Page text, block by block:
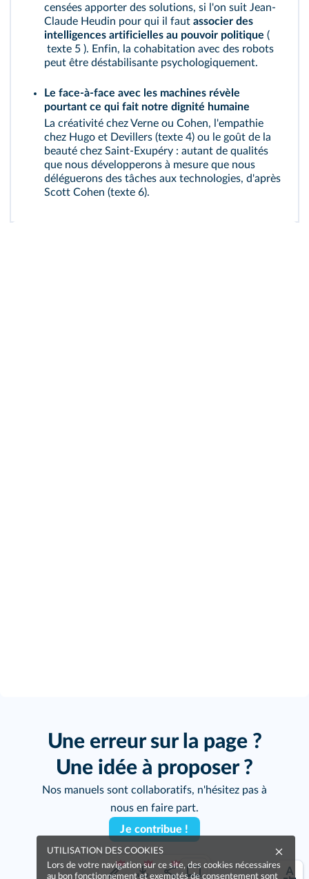
censées apporter des solutions, si l'on suit Jean-
Claude Heudin pour qui il faut associer des
intelligences artificielles au pouvoir politique (
texte 5 ). Enfin, la cohabitation avec des robots
peut être déstabilisante psychologiquement.
Le face-à-face avec les machines révèle
pourtant ce qui fait notre dignité humaine
La créativité chez Verne ou Cohen, l'empathie
chez Hugo et Devillers (texte 4) ou le goût de la
beauté chez Saint-Exupéry : autant de qualités
que nous développerons à mesure que nous
déléguerons des tâches aux technologies, d'après
Scott Cohen (texte 6).
Une erreur sur la page ?
Une idée à proposer ?
Nos manuels sont collaboratifs, n'hésitez pas à
nous en faire part.
Je contribue !
UTILISATION DES COOKIES
Lors de votre navigation sur ce site, des cookies nécessaires
au bon fonctionnement et exemptés de consentement sont